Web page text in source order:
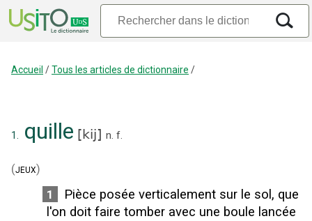
Accueil /Tous les articles de dictionnaire /
1. quille [kij] n. f.
(jeux)
1
Pièce posée verticalement sur le sol, que
l'on doit faire tomber avec une boule lancée